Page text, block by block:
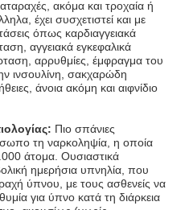
ακόμα και τροχαία ή
έχει συσχετιστεί και με
όπως καρδιαγγειακά
αγγειακά εγκεφαλικά
αρρυθμίες, έμφραγμα του
ινσουλίνη, σακχαρώδη
άνοια ακόμη και αιφνίδιο
Πιο σπάνιες
τη ναρκοληψία, η οποία
άτομα. Ουσιαστικά
ημερήσια υπνηλία, που
ύπνου, με τους ασθενείς να
για ύπνο κατά τη διάρκεια